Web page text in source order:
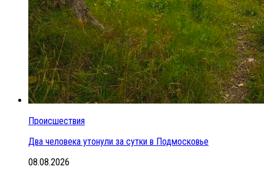
Происшествия
Два человека утонули за сутки в Подмосковье
08.08.2026